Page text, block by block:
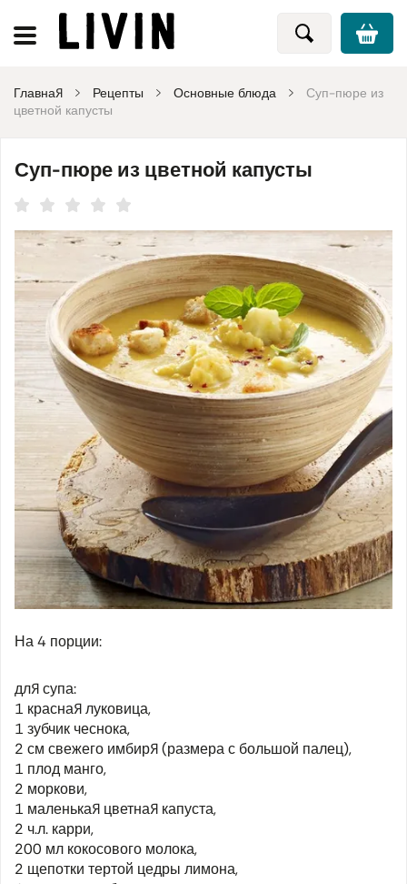
Главная Рецепты Основные блюда
Суп-пюре из
цветной капусты
Суп-пюре из цветной капусты
На 4 порции:
для супа:
1 красная луковица,
1 зубчик чеснока,
2 см свежего имбиря (размера с большой палец),
1 плод манго,
2 моркови,
1 маленькая цветная капуста,
2 ч.л. карри,
200 мл кокосового молока,
2 щепотки тертой цедры лимона,